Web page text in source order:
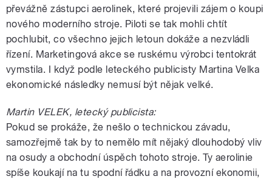
převážně zástupci aerolinek, které projevili zájem o koupi
nového moderního stroje. Piloti se tak mohli chtít
pochlubit, co všechno jejich letoun dokáže a nezvládli
řízení. Marketingová akce se ruskému výrobci tentokrát
vymstila. I když podle leteckého publicisty Martina Velka
ekonomické následky nemusí být nějak velké.
Martin VELEK, letecký publicista:
Pokud se prokáže, že nešlo o technickou závadu,
samozřejmě tak by to nemělo mít nějaký dlouhodobý vliv
na osudy a obchodní úspěch tohoto stroje. Ty aerolinie
spíše koukají na tu spodní řádku a na provozní ekonomii,